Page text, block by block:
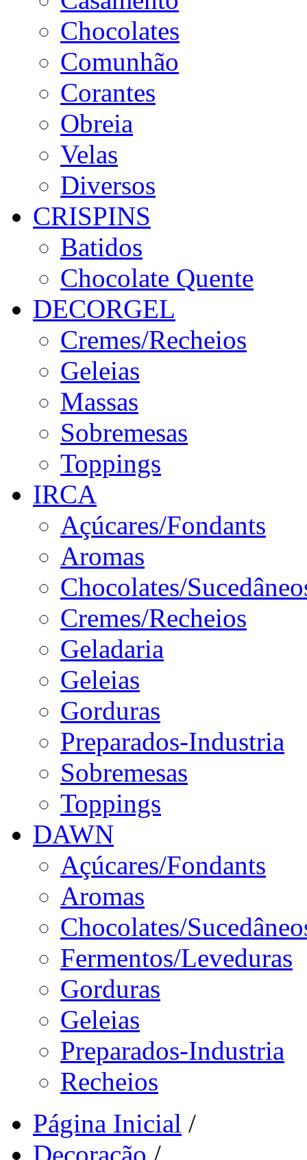
Chocolates
Comunhão
Corantes
Obreia
Velas
Diversos
CRISPINS
Batidos
Chocolate Quente
DECORGEL
Cremes/Recheios
Geleias
Massas
Sobremesas
Toppings
IRCA
Açúcares/Fondants
Aromas
Chocolates/
Cremes/Recheios
Geladaria
Geleias
Gorduras
Preparados-Industria
Sobremesas
Toppings
DAWN
Açúcares/Fondants
Aromas
Chocolates/
Fermentos/Leveduras
Gorduras
Geleias
Preparados-Industria
Recheios
Página Inicial /